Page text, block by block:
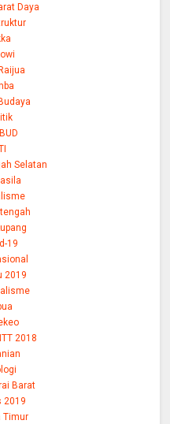
Daya
Selatan
19
2019
2018
Barat
2019
Timur